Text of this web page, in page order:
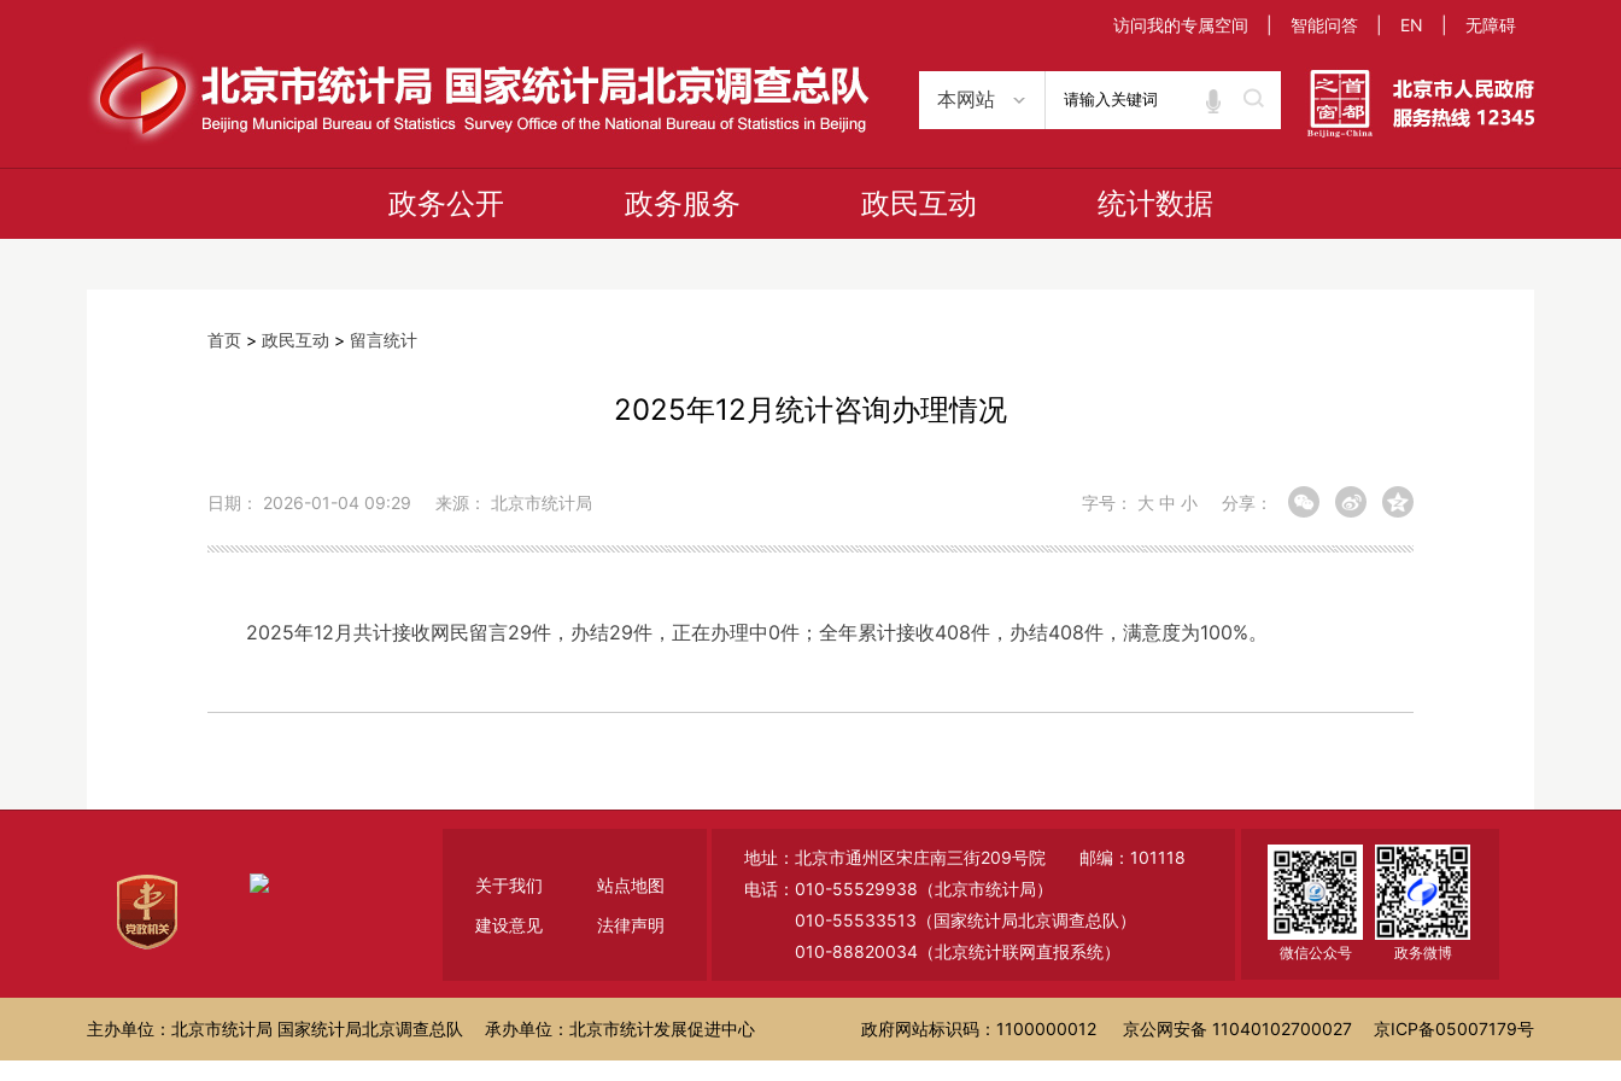
访问我的专属空间 智能问答 EN 无障碍
政务公开 政务服务 政民互动 统计数据
首页 > 政民互动 > 留言统计
2025年12月统计咨询办理情况
字号： 大 中 小 分享：
日期： 2026-01-04 09:29 来源： 北京市统计局
2025年12月共计接收网民留言29件，办结29件，正在办理中0件；全年累计接收408件，办结408件，满意度为100%。
关于我们
站点地图
建设意见
法律声明
地址：北京市通州区宋庄南三街209号院 邮编：101118
电话：010-55529938（北京市统计局）
010-55533513（国家统计局北京调查总队）
010-88820034（北京统计联网直报系统）
微信公众号 政务微博
主办单位：北京市统计局 国家统计局北京调查总队 承办单位：北京市统计发展促进中心 政府网站标识码：1100000012 京公网安备 11040102700027 京ICP备05007179号